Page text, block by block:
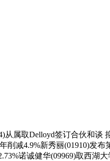
属取Delloyd签订合伙和谈
减4.9%新秀丽(01910)发
诺诚健华(09969)取西